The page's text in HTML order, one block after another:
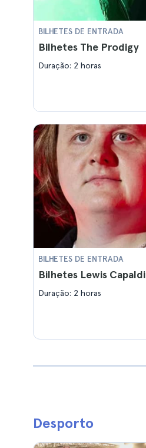
BILHETES DE ENTRADA
Bilhetes The Prodigy
Duração: 2 horas
BILHETES DE ENTRADA
Bilhetes Lewis Capaldi
Duração: 2 horas
Desporto